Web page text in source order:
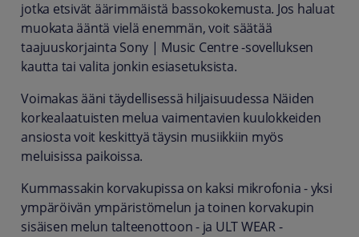
jotka etsivät äärimmäistä bassokokemusta. Jos haluat
muokata ääntä vielä enemmän, voit säätää
taajuuskorjainta Sony | Music Centre -sovelluksen
kautta tai valita jonkin esiasetuksista.
Voimakas ääni täydellisessä hiljaisuudessa Näiden
korkealaatuisten melua vaimentavien kuulokkeiden
ansiosta voit keskittyä täysin musiikkiin myös
meluisissa paikoissa.
Kummassakin korvakupissa on kaksi mikrofonia - yksi
ympäröivän ympäristömelun ja toinen korvakupin
sisäisen melun talteenottoon - ja ULT WEAR -